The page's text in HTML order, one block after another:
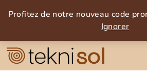
Profitez de notre nouveau code
Ignorer